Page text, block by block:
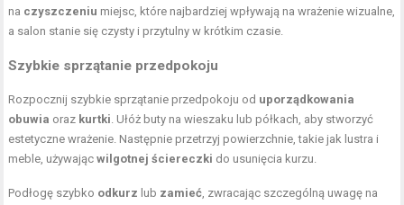
na czyszczeniu miejsc, które najbardziej wpływają na wrażenie wizualne,
a salon stanie się czysty i przytulny w krótkim czasie.
Szybkie sprzątanie przedpokoju
Rozpocznij szybkie sprzątanie przedpokoju od uporządkowania
obuwia oraz kurtki. Ułóż buty na wieszaku lub półkach, aby stworzyć
estetyczne wrażenie. Następnie przetrzyj powierzchnie, takie jak lustra i
meble, używającwilgotnej ściereczki do usunięcia kurzu.
Podłogę szybko odkurz lub zamieć, zwracając szczególną uwagę na